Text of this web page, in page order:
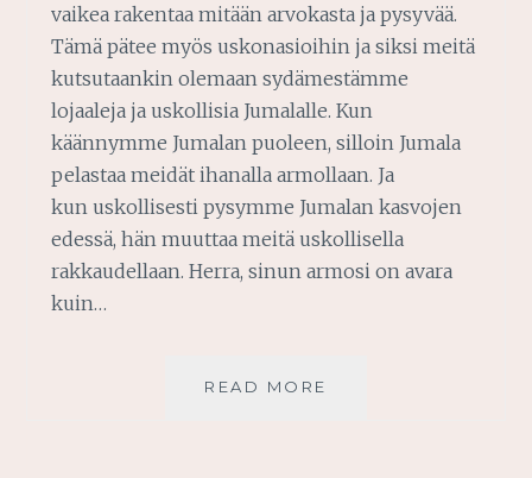
vaikea rakentaa mitään arvokasta ja pysyvää.
Tämä pätee myös uskonasioihin ja siksi meitä
kutsutaankin olemaan sydämestämme
lojaaleja ja uskollisia Jumalalle. Kun
käännymme Jumalan puoleen, silloin Jumala
pelastaa meidät ihanalla armollaan. Ja
kun uskollisesti pysymme Jumalan kasvojen
edessä, hän muuttaa meitä uskollisella
rakkaudellaan. Herra, sinun armosi on avara
kuin…
READ MORE